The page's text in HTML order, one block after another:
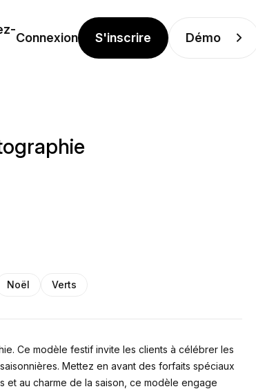
Connexion S'inscrire Démo
Noël Verts
Ce modèle festif invite les clients à célébrer les
Mettez en avant des forfaits spéciaux
au charme de la saison, ce modèle engage